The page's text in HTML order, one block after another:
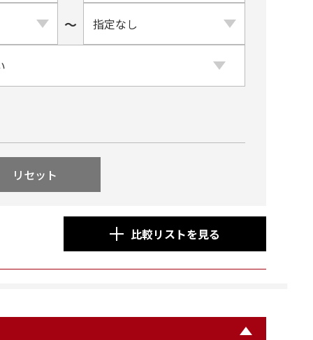
〜
リセット
比較リストを見る